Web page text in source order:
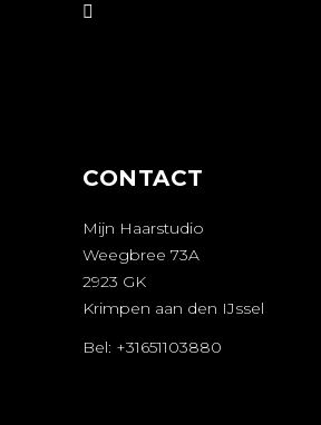
CONTACT
Mijn Haarstudio
Weegbree 73A
2923 GK
Krimpen aan den IJssel
Bel: +31651103880